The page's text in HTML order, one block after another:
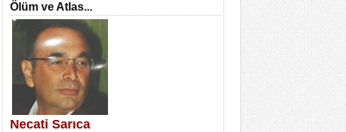
NECLA DİLEK ARSLAN
Öğretmenler Günü Mahkemesi...
Ölüm ve Atlas...
Necati Sarıca